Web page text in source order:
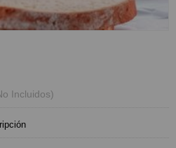
Incluidos)